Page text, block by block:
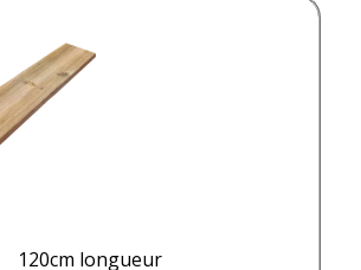
120cm longueur